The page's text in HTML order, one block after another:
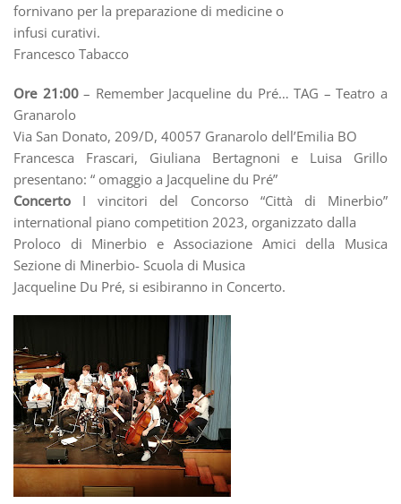
fornivano per la preparazione di medicine o
infusi curativi.
Francesco Tabacco
Ore 21:00– Remember Jacqueline du Pré… TAG – Teatro a
Granarolo
Via San Donato, 209/D, 40057 Granarolo dell’Emilia BO
Francesca Frascari, Giuliana Bertagnoni e Luisa Grillo
presentano: “ omaggio a Jacqueline du Pré”
Concerto I vincitori del Concorso “Città di Minerbio”
international piano competition 2023, organizzato dalla
Proloco di Minerbio e Associazione Amici della Musica
Sezione di Minerbio- Scuola di Musica
Jacqueline Du Pré, si esibiranno in Concerto.